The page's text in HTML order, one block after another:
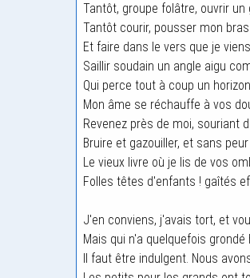
Tantôt, groupe folâtre, ouvrir un
Tantôt courir, pousser mon
Et faire dans le vers que je
Saillir soudain un angle aigu
Qui perce tout à coup un
Mon âme se réchauffe à vos
Revenez près de moi, souriant
Bruire et gazouiller, et sans
Le vieux livre où je lis de vos
Folles têtes d'enfants ! gaîtés
J'en conviens, j'avais tort, et
Mais qui n'a quelquefois
Il faut être indulgent. Nous